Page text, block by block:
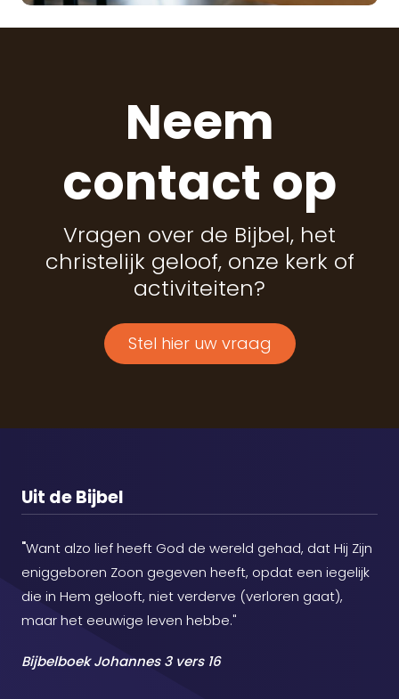
Neem
contact op
Vragen over de Bijbel, het
christelijk geloof, onze kerk of
activiteiten?
Stel hier uw vraag
Uit de Bijbel
"Want alzo lief heeft God de wereld gehad, dat Hij Zijn
eniggeboren Zoon gegeven heeft, opdat een iegelijk
die in Hem gelooft, niet verderve (verloren gaat),
maar het eeuwige leven hebbe."
Bijbelboek Johannes 3 vers 16